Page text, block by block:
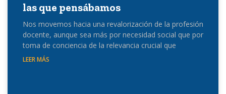
las que pensábamos
Nos movemos hacia una revalorización de la profesión
docente, aunque sea más por necesidad social que por
toma de conciencia de la relevancia crucial que
LEER MÁS